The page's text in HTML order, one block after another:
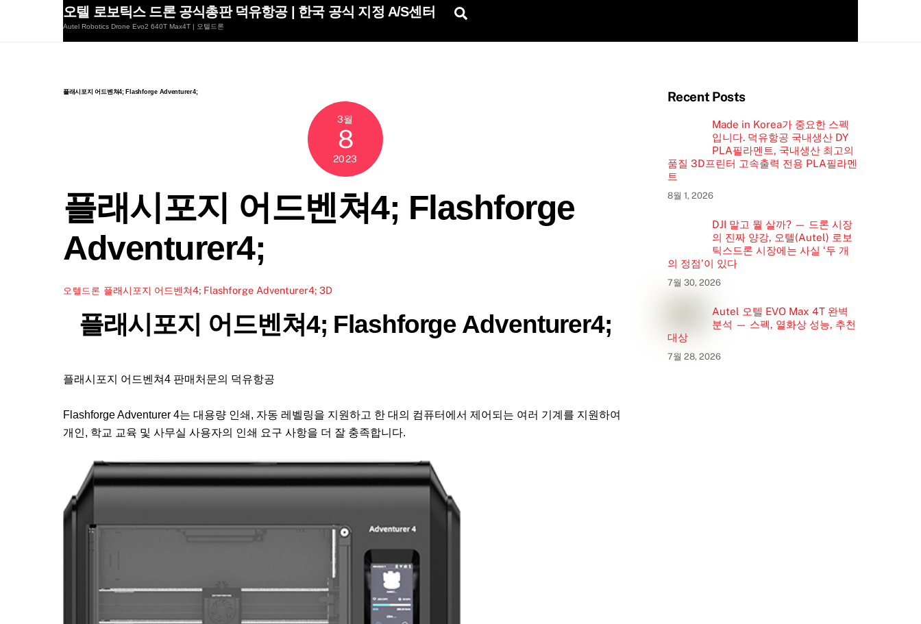
오텔 로보틱스 드론 공식총판 덕유항공 | 한국 공식 지정 A/S센터
Autel Robotics Drone Evo2 640T Max4T | 오텔드론
플래시포지 어드벤쳐4; Flashforge Adventurer4;
3월
8
2023
플래시포지 어드벤쳐4; Flashforge
Adventurer4;
오텔드론 플래시포지 어드벤쳐4; Flashforge Adventurer4; 3D
플래시포지 어드벤쳐4; Flashforge Adventurer4;
플래시포지 어드벤쳐4 판매처문의 덕유항공
Flashforge Adventurer 4는 대용량 인쇄, 자동 레벨링을 지원하고 한 대의 컴퓨터에서 제어되는 여러 기계를 지원하여
개인, 학교 교육 및 사무실 사용자의 인쇄 요구 사항을 더 잘 충족합니다.
Recent Posts
Made in Korea가 중요한 스펙
입니다. 덕유항공 국내생산 DY
PLA필라멘트, 국내생산 최고의
품질 3D프린터 고속출력 전용 PLA필라멘
트
8월 1, 2026
DJI 말고 뭘 살까? — 드론 시장
의 진짜 양강, 오텔(Autel) 로보
틱스드론 시장에는 사실 ‘두 개
의 정점’이 있다
7월 30, 2026
Autel 오텔 EVO Max 4T 완벽
분석 — 스펙, 열화상 성능, 추천
대상
7월 28, 2026